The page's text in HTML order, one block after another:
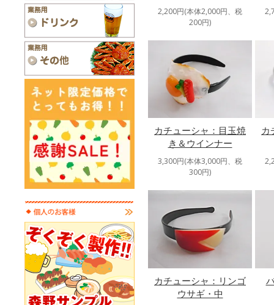
2,200円(本体2,000円、税
200円)
カチューシャ：目玉焼
き＆ウインナー
3,300円(本体3,000円、税
300円)
カ
カチューシャ：リンゴ
ウサギ・中